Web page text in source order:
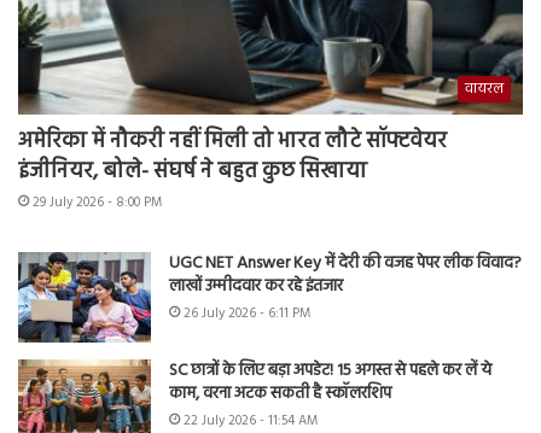
वायरल
अमेरिका में नौकरी नहीं मिली तो भारत लौटे सॉफ्टवेयर
इंजीनियर, बोले- संघर्ष ने बहुत कुछ सिखाया
29 July 2026 - 8:00 PM
UGC NET Answer Key में देरी की वजह पेपर लीक विवाद?
लाखों उम्मीदवार कर रहे इंतजार
26 July 2026 - 6:11 PM
SC छात्रों के लिए बड़ा अपडेट! 15 अगस्त से पहले कर लें ये
काम, वरना अटक सकती है स्कॉलरशिप
22 July 2026 - 11:54 AM